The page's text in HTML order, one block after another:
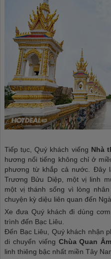
Tiếp tục, Quý khách viếng Nhà
hương nổi tiếng không chỉ ở
phương từ khắp cả nước. Đây
Trương Bửu Diệp, một vị linh
một vị thánh sống vì lòng
chuyện kỳ diệu liên quan đến
Xe đưa Quý khách đi dùng
trình đến Bạc Liêu.
Đến Bạc Liêu, Quý khách nhận
di chuyển viếng Chùa Quan
linh thiêng bậc nhất miền Tây